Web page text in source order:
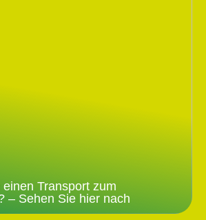
Transport zum
– Sehen Sie hier nach